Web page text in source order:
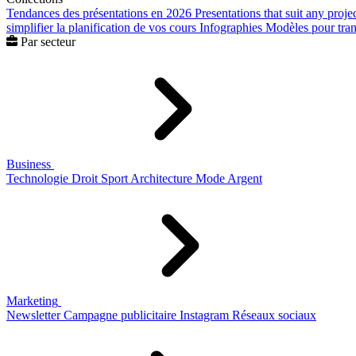
Tendances des présentations en 2026 Presentations that suit any
simplifier la planification de vos cours Infographies Modèles pour
Par secteur
Business
Technologie Droit Sport Architecture Mode Argent
Marketing
Newsletter Campagne publicitaire Instagram Réseaux sociaux